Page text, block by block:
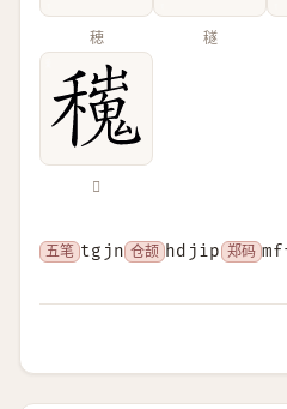
穂 穟
𥣼
五笔 tgjn 仓颉 hdjip 郑码